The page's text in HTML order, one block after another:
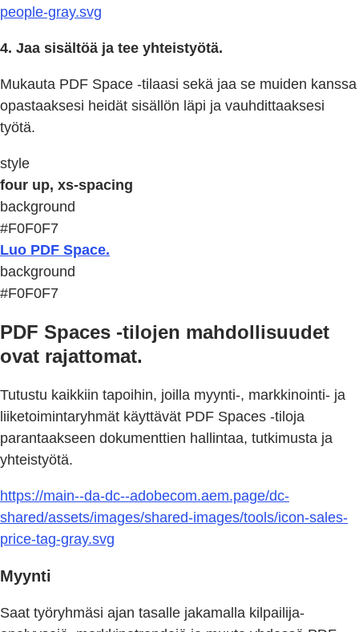
people-gray.svg
4. Jaa sisältöä ja tee yhteistyötä.
Mukauta PDF Space -tilaasi sekä jaa se muiden kanssa
opastaaksesi heidät sisällön läpi ja vauhdittaaksesi
työtä.
style
four up, xs-spacing
background
#F0F0F7
Luo PDF Space.
background
#F0F0F7
PDF Spaces -tilojen mahdollisuudet
ovat rajattomat.
Tutustu kaikkiin tapoihin, joilla myynti-, markkinointi- ja
liiketoimintaryhmät käyttävät PDF Spaces -tiloja
parantaakseen dokumenttien hallintaa, tutkimusta ja
yhteistyötä.
https://main--da-dc--adobecom.aem.page/dc-
shared/assets/images/shared-images/tools/icon-sales-
price-tag-gray.svg
Myynti
Saat työryhmäsi ajan tasalle jakamalla kilpailija-